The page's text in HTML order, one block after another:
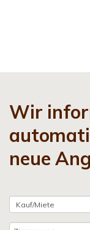
Wir
neue